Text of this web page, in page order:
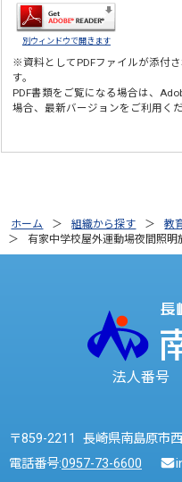
別ウィンドウで開きます
※資料としてPDFファイルが添付
す。
PDF書類をご覧になる場合は、
場合、最新バージョンをご利用くだ
ホーム 組織から探す 教
有家中学校屋外運動場夜間照明
法人番号
〒859-2211 長崎県南島原市
電話番号:0957-73-6600